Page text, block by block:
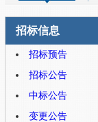
招标信息
招标预告
招标公告
中标公告
变更公告